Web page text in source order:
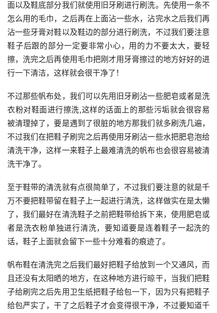
面以及鞋底部分我们就使用旧牙刷进行刷洗。先使用一条不
怎么用的毛巾，之后再在上面沾一些水，沾完水之后我们再
沾一些牙膏对鞋以及鞋边的部分进行刷洗，不过我们要注意
鞋子后跟的部分一定要非常小心，用的力不要太大，要轻
擦，洗完之后再使用毛巾把刚才用牙膏擦过的地方好好的进
行一下清洁，这样就会很干净了！
不过那些帆布处，我们可以先用旧牙刷沾一些肥皂或者是洗
衣粉对鞋面进行擦洗,这样的话面上的那些污垢就会很容易
被清理掉了，要是遇到了很脏的地方那我们就多刷洗几遍，
不过我们在把鞋子刷完之后再使用牙刷沾一些水把肥皂泡给
清洗干净，这样一来鞋子上最难清洗的帆布也会很容易被清
洗干净了。
至于鞋带的清洗就有点很简单了，不过我们要注意的就是千
万不要把鞋带留在鞋子上一起进行清洗，这样做实在是太懒
了，我们最好在清洗鞋子之前把鞋带给拆下来，使用肥皂或
者是洗衣粉单独进行清洗，要知道要是连着鞋子一起洗的
话，鞋子上面就会留下一些十分难看的痕迹了。
帆布鞋在清洗完之后我们最好把鞋子给放到一个又通风，而
且还没有太阳晒的地方，在这种地方进行晾干，当我们把鞋
子给刷完之后先用卫生纸把鞋子给包一下，因为只有把鞋子
给包严实了，干了之后鞋子才会变得很干净，不过要知道千